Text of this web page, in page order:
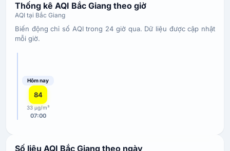
Thống kê AQI Bắc Giang theo giờ
AQI tại Bắc Giang
Biến động chỉ số AQI trong 24 giờ qua. Dữ liệu được cập nhật
mỗi giờ.
Hôm nay
84
33 µg/m³
07:00
Số liệu AQI Bắc Giang theo ngày